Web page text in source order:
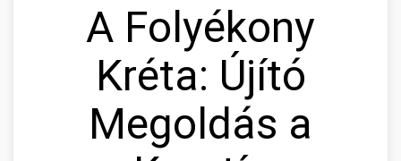
A Folyékony
Kréta: Újító
Megoldás a